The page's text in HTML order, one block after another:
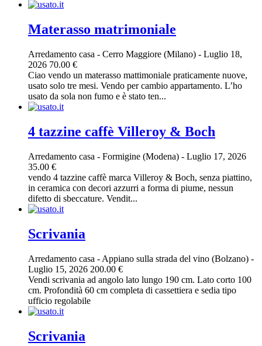
Materasso matrimoniale
Arredamento casa - Cerro Maggiore (Milano) - Luglio 18,
2026 70.00 €
Ciao vendo un materasso mattimoniale praticamente nuove,
usato solo tre mesi. Vendo per cambio appartamento. L’ho
usato da sola non fumo e è stato ten...
4 tazzine caffè Villeroy & Boch
Arredamento casa - Formigine (Modena) - Luglio 17, 2026
35.00 €
vendo 4 tazzine caffè marca Villeroy & Boch, senza piattino,
in ceramica con decori azzurri a forma di piume, nessun
difetto di sbeccature. Vendit...
Scrivania
Arredamento casa - Appiano sulla strada del vino (Bolzano) -
Luglio 15, 2026 200.00 €
Vendi scrivania ad angolo lato lungo 190 cm. Lato corto 100
cm. Profondità 60 cm completa di cassettiera e sedia tipo
ufficio regolabile
Scrivania